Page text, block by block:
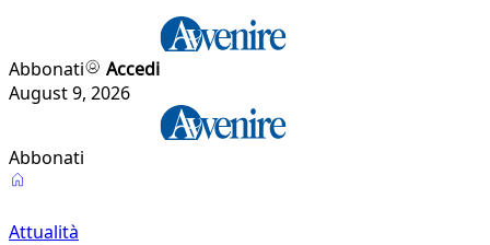
Abbonati
Accedi
August 9, 2026
Abbonati
Attualità